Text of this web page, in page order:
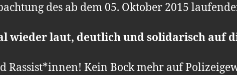
des ab dem 05. Oktober 2015
wieder laut, deutlich und solidarisch auf
Rassist*innen! Kein Bock mehr auf